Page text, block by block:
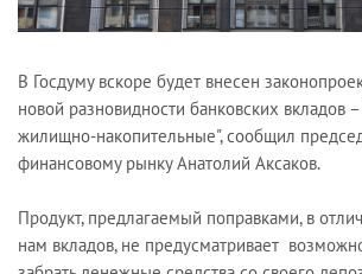
В Госдуму вскоре будет внесен
новой разновидности банковских вкладов
жилищно-накопительные", сообщил
финансовому рынку Анатолий Аксаков.
Продукт, предлагаемый поправками, в
нам вкладов, не предусматривает